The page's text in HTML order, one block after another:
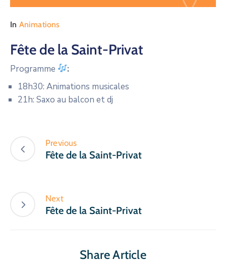
In Animations
Fête de la Saint-Privat
Programme
:
18h30: Animations musicales
21h: Saxo au balcon et dj
Previous
Fête de la Saint-Privat
Next
Fête de la Saint-Privat
Share Article